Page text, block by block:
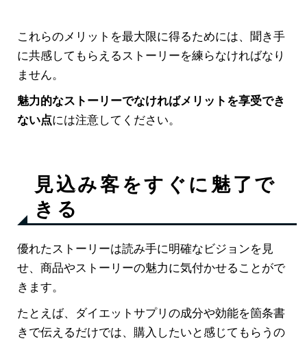
これらのメリットを最大限に得るためには、聞き手
に共感してもらえるストーリーを練らなければなり
ません。
魅力的なストーリーでなければメリットを享受でき
ない点には注意してください。
見込み客をすぐに魅了で
きる
優れたストーリーは読み手に明確なビジョンを見
せ、商品やストーリーの魅力に気付かせることがで
きます。
たとえば、ダイエットサプリの成分や効能を箇条書
きで伝えるだけでは、購入したいと感じてもらうの